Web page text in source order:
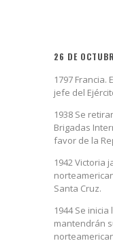
26 DE
1797
jefe del
1938 Se
Brigadas
favor de la
1942 Victoria
Santa Cruz.
1944 Se
mantendrán